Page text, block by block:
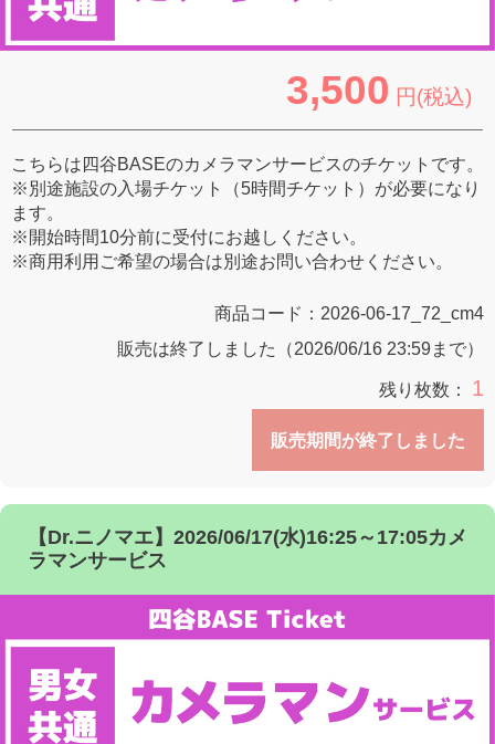
3,500 円(税込)
こちらは四谷BASEのカメラマンサービスのチケットです。
※別途施設の入場チケット（5時間チケット）が必要になり
ます。
※開始時間10分前に受付にお越しください。
※商用利用ご希望の場合は別途お問い合わせください。
商品コード： 2026-06-17_72_cm4
販売は終了しました（2026/06/16 23:59まで）
残り枚数： 1
販売期間が終了しました
【Dr.ニノマエ】2026/06/17(水)16:25～17:05カメ
ラマンサービス